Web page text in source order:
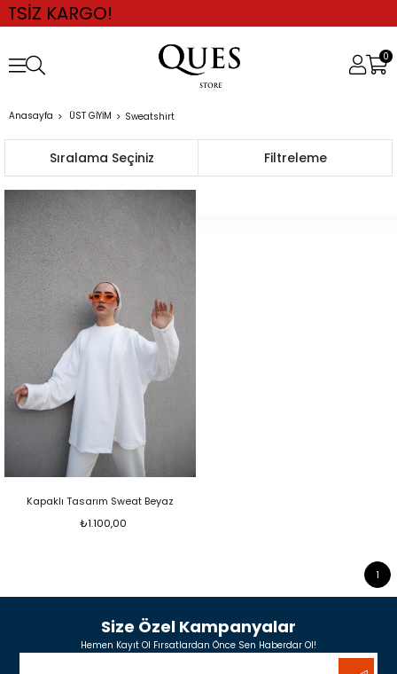
KARGO!
0
Anasayfa ÜST GİYİM Sweatshirt
Filtreleme
Sıralama
Kapaklı Tasarım Sweat Beyaz
₺1.100,00
1
Size Özel Kampanyalar
Hemen Kayıt Ol Fırsatlardan Önce Sen Haberdar Ol!